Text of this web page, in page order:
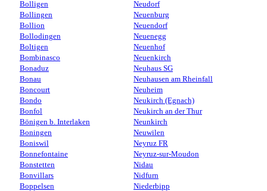
Bolligen
Bollingen
Bollion
Bollodingen
Boltigen
Bombinasco
Bonaduz
Bonau
Boncourt
Bondo
Bonfol
Bönigen b. Interlaken
Boningen
Boniswil
Bonnefontaine
Bonstetten
Bonvillars
Boppelsen
Neudorf
Neuenburg
Neuendorf
Neuenegg
Neuenhof
Neuenkirch
Neuhaus SG
Neuhausen am Rheinfall
Neuheim
Neukirch (Egnach)
Neukirch an der Thur
Neunkirch
Neuwilen
Neyruz FR
Neyruz-sur-Moudon
Nidau
Nidfurn
Niederbipp